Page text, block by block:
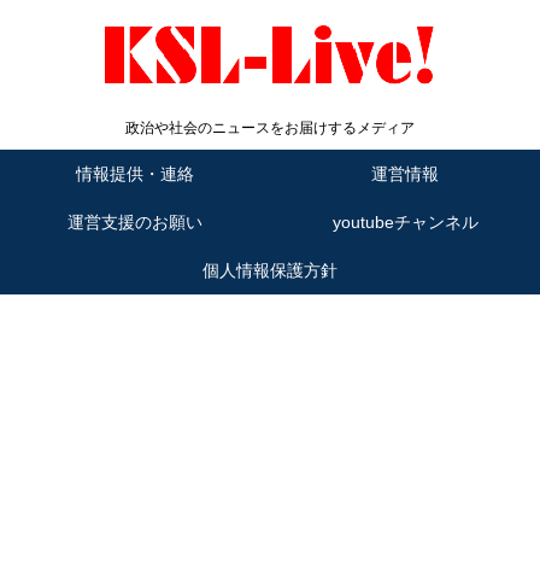
政治や社会のニュースをお届けするメディア
情報提供・連絡 運営情報
運営支援のお願い youtubeチャンネル
個人情報保護方針